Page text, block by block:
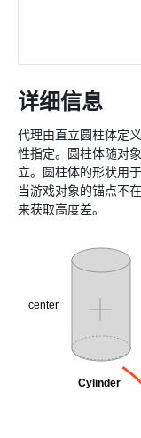
详细信息
代理由直立圆柱体定
性指定。圆柱体随对
立。圆柱体的形状用
当游戏对象的锚点不
来获取高度差。